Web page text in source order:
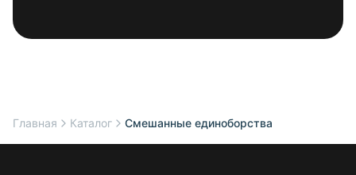
Главная Каталог Смешанные единоборства